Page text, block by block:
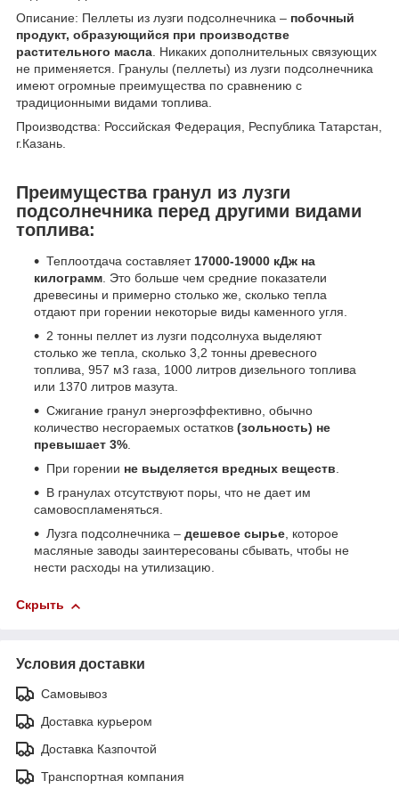
Описание: Пеллеты из лузги подсолнечника – побочный
продукт, образующийся при производстве
растительного масла . Никаких дополнительных связующих
не применяется. Гранулы (пеллеты) из лузги подсолнечника
имеют огромные преимущества по сравнению с
традиционными видами топлива.
Производства: Российская Федерация, Республика Татарстан,
г.Казань.
Преимущества гранул из лузги
подсолнечника перед другими видами
топлива:
Теплоотдача составляет17000-19000 кДж на
килограмм. Это больше чем средние показатели
древесины и примерно столько же, сколько тепла
отдают при горении некоторые виды каменного угля.
2 тонны пеллет из лузги подсолнуха выделяют
столько же тепла, сколько 3,2 тонны древесного
топлива, 957 м3 газа, 1000 литров дизельного топлива
или 1370 литров мазута.
Сжигание гранул энергоэффективно, обычно
количество несгораемых остатков (зольность) не
превышает 3%.
При горении не выделяется вредных веществ.
В гранулах отсутствуют поры, что не дает им
самовоспламеняться.
Лузга подсолнечника – дешевое сырье, которое
масляные заводы заинтересованы сбывать, чтобы не
нести расходы на утилизацию.
Скрыть
Условия доставки
Самовывоз
Доставка курьером
Доставка Казпочтой
Транспортная компания